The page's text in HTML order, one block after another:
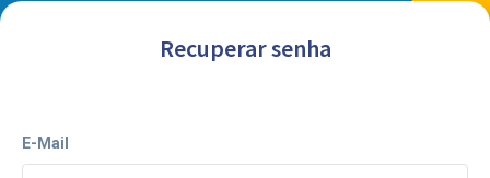
Recuperar senha
E-Mail